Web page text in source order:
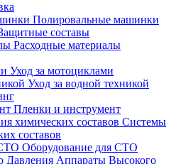
Полировальные машинки
составы
Расходные материалы
Уход за мотоциклами
Уход за водной техникой
Пленки и инструмент
Системы
составов
Оборудование для СТО
Аппараты Высокого